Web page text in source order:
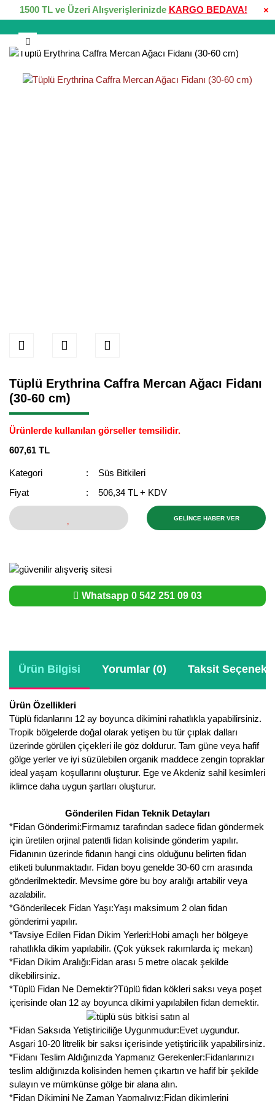
×
1500 TL ve Üzeri Alışverişlerinizde KARGO BEDAVA!
Tüplü Erythrina Caffra Mercan Ağacı Fidanı
(30-60 cm)
Ürünlerde kullanılan görseller temsilidir.
607,61 TL
Kategori
Süs Bitkileri
Fiyat
506,34 TL + KDV
GELİNCE HABER VER
Whatsapp 0 542 251 09 03
Ürün Bilgisi Yorumlar (0) Taksit
Ürün Özellikleri
Tüplü fidanlarını 12 ay boyunca dikimini rahatlıkla yapabilirsiniz.
Tropik bölgelerde doğal olarak yetişen bu tür çıplak dalları
üzerinde görülen çiçekleri ile göz doldurur. Tam güne veya hafif
gölge yerler ve iyi süzülebilen organik maddece zengin topraklar
ideal yaşam koşullarını oluşturur. Ege ve Akdeniz sahil kesimleri
iklimce daha uygun şartları oluşturur.
Gönderilen Fidan Teknik Detayları
*Fidan Gönderimi:Firmamız tarafından sadece fidan göndermek
için üretilen orjinal patentli fidan kolisinde gönderim yapılır.
Fidanının üzerinde fidanın hangi cins olduğunu belirten fidan
etiketi bulunmaktadır. Fidan boyu genelde 30-60 cm arasında
gönderilmektedir. Mevsime göre bu boy aralığı artabilir veya
azalabilir.
*Gönderilecek Fidan Yaşı:Yaşı maksimum 2 olan fidan
gönderimi yapılır.
*Tavsiye Edilen Fidan Dikim Yerleri:Hobi amaçlı her bölgeye
rahatlıkla dikim yapılabilir. (Çok yüksek rakımlarda iç mekan)
*Fidan Dikim Aralığı:Fidan arası 5 metre olacak şekilde
dikebilirsiniz.
*Tüplü Fidan Ne Demektir?Tüplü fidan kökleri saksı veya poşet
içerisinde olan 12 ay boyunca dikimi yapılabilen fidan demektir.
*Fidan Saksıda Yetiştiriciliğe Uygunmudur:Evet uygundur.
Asgari 10-20 litrelik bir saksı içerisinde yetiştiricilik yapabilirsiniz.
*Fidanı Teslim Aldığınızda Yapmanız Gerekenler:Fidanlarınızı
teslim aldığınızda kolisinden hemen çıkartın ve hafif bir şekilde
sulayın ve mümkünse gölge bir alana alın.
*Fidan Dikimini Ne Zaman Yapmalıyız:Fidan dikimlerini